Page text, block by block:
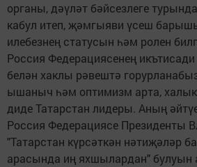
органы, дәүләт бәйсезлеге
кабул итеп, җәмгыяви үсеш
илебезнең статусын һәм ролен
Россия Федерациясенең
белән хаклы рәвештә
ышаныч һәм оптимизм арта,
диде Татарстан лидеры. Аның
Россия Федерациясе Президенты
"Татарстан күрсәткән нәтиҗәләр
арасында иң яхшылардан"